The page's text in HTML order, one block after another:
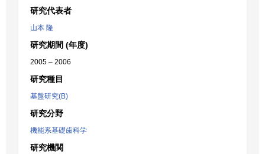
研究代表者
山本 隆
研究期間 (年度)
2005 – 2006
研究種目
基盤研究(B)
研究分野
機能系基礎歯科学
研究機関